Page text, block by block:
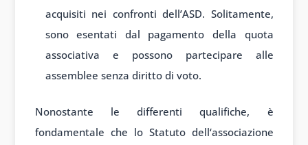
acquisiti nei confronti dell’ASD. Solitamente,
sono esentati dal pagamento della quota
associativa e possono partecipare alle
assemblee senza diritto di voto.
Nonostante le differenti qualifiche, è
fondamentale che loStatuto dell‘associazione